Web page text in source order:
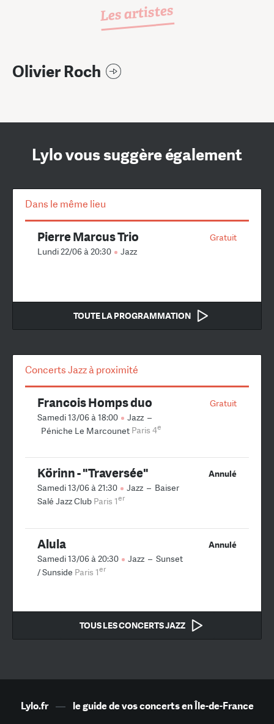
Les artistes
Olivier Roch
Lylo vous suggère également
Dans le même lieu
Gratuit
Pierre Marcus Trio
Lundi 22/06 à 20:30 Jazz
TOUTE LA PROGRAMMATION
Concerts Jazz à proximité
Gratuit
Francois Homps duo
Samedi 13/06 à 18:00 Jazz –
Péniche Le Marcounet Paris 4e
Annulé
Körinn - "Traversée"
Samedi 13/06 à 21:30 Jazz – Baiser
Salé Jazz Club Paris 1er
Annulé
Alula
Samedi 13/06 à 20:30 Jazz – Sunset
/ Sunside Paris 1er
TOUS LES CONCERTS JAZZ
Lylo.fr— le guide de vos concerts en Île-de-France